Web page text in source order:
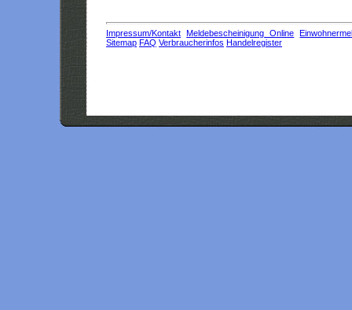
Impressum/Kontakt Meldebescheinigung Online
Sitemap FAQ Verbraucherinfos Handelregister